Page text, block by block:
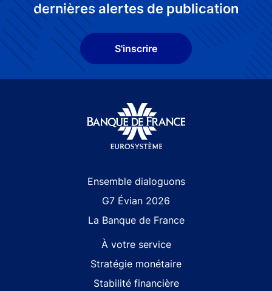
dernières alertes de publication
S'inscrire
Ensemble dialoguons
G7 Évian 2026
La Banque de France
À votre service
Stratégie monétaire
Stabilité financière